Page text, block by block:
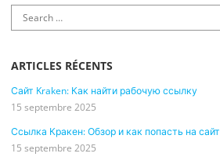
Search for:
ARTICLES RÉCENTS
Сайт Kraken: Как найти рабочую ссылку
15 septembre 2025
Ссылка Кракен: Обзор и как попасть на сайт
15 septembre 2025